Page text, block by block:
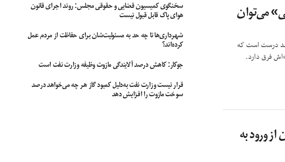
می‌‌توان
درست است که
فرق دارد.
ورود به
سخنگوی کمیسیون قضایی و حقوقی مجلس: روند اجرای قانون
هوای پاک قابل قبول نیست
شهرداری‌ها تا چه حد به مسئولیت‌شان برای حفاظت از مردم عمل
کرده‌اند؟
جوکار: کاهش درصد آلایندگی مازوت وظیفه وزارت نفت است
قرار نیست وزارت نفت به‌دلیل کمبود گاز هر چه می‌خواهد درصد
سوخت مازوت را افزایش دهد